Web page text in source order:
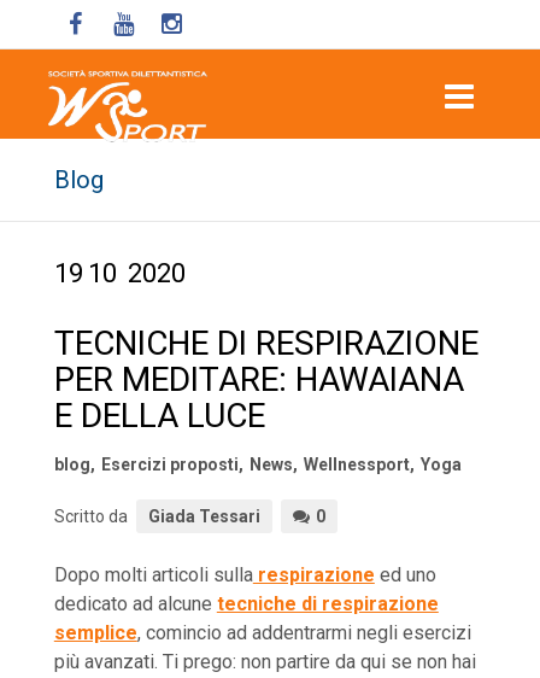
Blog
19 10 2020
TECNICHE DI RESPIRAZIONE
PER MEDITARE: HAWAIANA
E DELLA LUCE
blog, Esercizi proposti, News, Wellnessport, Yoga
Scritto da Giada Tessari 0
Dopo molti articoli sullarespirazione ed uno
dedicato ad alcune tecniche di respirazione
semplice, comincio ad addentrarmi negli esercizi
più avanzati. Ti prego: non partire da qui se non hai